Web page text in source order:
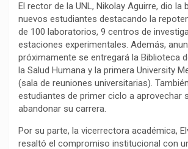
El rector de la UNL, Nikolay Aguirre, dio la
nuevos estudiantes destacando la
de 100 laboratorios, 9 centros de
estaciones experimentales. Además,
próximamente se entregará la Biblioteca
la Salud Humana y la primera University
(sala de reuniones universitarias).
estudiantes de primer ciclo a aprovechar
abandonar su carrera.
Por su parte, la vicerrectora académica,
resaltó el compromiso institucional con